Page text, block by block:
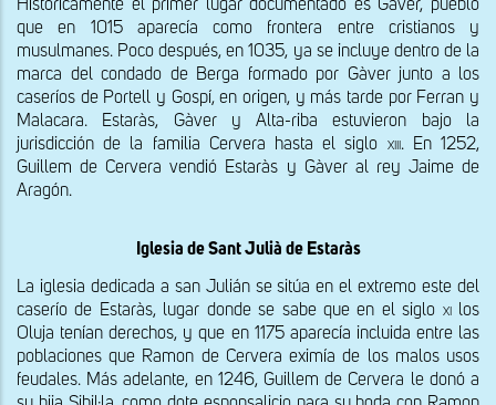
Históricamente el primer lugar documentado es Gàver, pueblo
que en 1015 aparecía como frontera entre cristianos y
musulmanes. Poco después, en 1035, ya se incluye dentro de la
marca del condado de Berga formado por Gàver junto a los
caseríos de Portell y Gospí, en origen, y más tarde por Ferran y
Malacara. Estaràs, Gàver y Alta-riba estuvieron bajo la
jurisdicción de la familia Cervera hasta el siglo xiii. En 1252,
Guillem de Cervera vendió Estaràs y Gàver al rey Jaime de
Aragón.
Iglesia de Sant Julià de Estaràs
La iglesia dedicada a san Julián se sitúa en el extremo este del
caserío de Estaràs, lugar donde se sabe que en el siglo xi los
Oluja tenían derechos, y que en 1175 aparecía incluida entre las
poblaciones que Ramon de Cervera eximía de los malos usos
feudales. Más adelante, en 1246, Guillem de Cervera le donó a